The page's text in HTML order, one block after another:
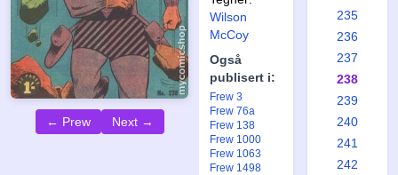
← Prew Next →
Wilson
McCoy
Også
publisert i:
Frew 3
Frew 76a
Frew 138
Frew 1000
Frew 1063
Frew 1498
235
236
237
238
239
240
241
242